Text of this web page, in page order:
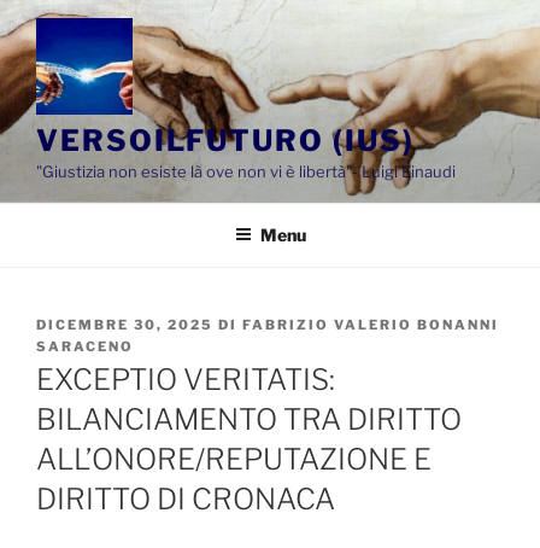
Salta
al
contenuto
VERSOILFUTURO (IUS)
"Giustizia non esiste là ove non vi è libertà"- Luigi Einaudi
Menu
PUBBLICATO
IL
DICEMBRE 30, 2025 DI FABRIZIO VALERIO BONANNI
SARACENO
EXCEPTIO VERITATIS:
BILANCIAMENTO TRA DIRITTO
ALL’ONORE/REPUTAZIONE E
DIRITTO DI CRONACA